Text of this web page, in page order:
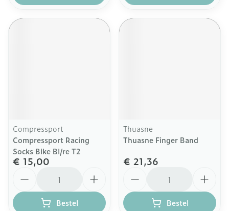
Compressport
Compressport Racing
Socks Bike Bl/re T2
€ 15,00
Bestel
Thuasne
Thuasne Finger Band
€ 21,36
Bestel